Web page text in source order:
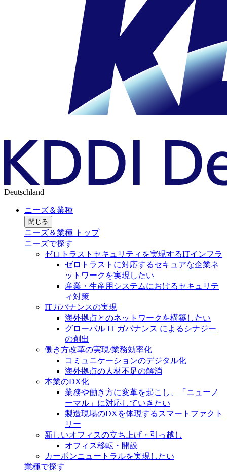
Deutschland
ニーズ＆業種
閉じる
ニーズ＆業種 トップ
ニーズで探す
ゼロトラストセキュリティを実現するITインフラ
ゼロトラストに対応するセキュアな企業ネ
ットワークを実現したい
産業・生産用システムにおけるセキュリテ
ィ対策
ITガバナンスの実現
海外拠点とのネットワークを構築したい
グローバル IT ガバナンス によるシナジー
の創出
働き方改革の実現/業務効率化
コミュニケーションのデジタル化
海外拠点の人材不足の解消
本業のDX化
業務や働き方に変革を起こし、「ニューノ
ーマル」に対応していきたい
製造現場のDXを体現するスマートファクト
リー
新しいオフィスの立ち上げ・引っ越し
オフィス移転・開設
カーボンニュートラルを実現したい
業種で探す